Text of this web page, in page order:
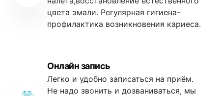
цвета эмали. Регулярная гигиена-
профилактика возникновения кариеса.
Онлайн запись
Легко и удобно записаться на приём.
Не надо звонить и дозваниваться, мы